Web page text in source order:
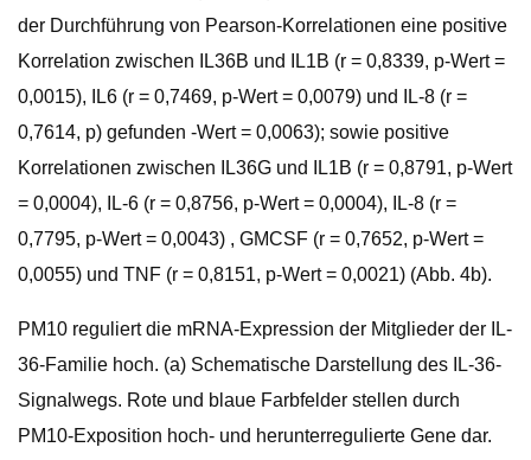
der Durchführung von Pearson-Korrelationen eine positive
Korrelation zwischen IL36B und IL1B (r = 0,8339, p-Wert =
0,0015), IL6 (r = 0,7469, p-Wert = 0,0079) und IL-8 (r =
0,7614, p) gefunden -Wert = 0,0063); sowie positive
Korrelationen zwischen IL36G und IL1B (r = 0,8791, p-Wert
= 0,0004), IL-6 (r = 0,8756, p-Wert = 0,0004), IL-8 (r =
0,7795, p-Wert = 0,0043) , GMCSF (r = 0,7652, p-Wert =
0,0055) und TNF (r = 0,8151, p-Wert = 0,0021) (Abb. 4b).
PM10 reguliert die mRNA-Expression der Mitglieder der IL-
36-Familie hoch. (a) Schematische Darstellung des IL-36-
Signalwegs. Rote und blaue Farbfelder stellen durch
PM10-Exposition hoch- und herunterregulierte Gene dar.